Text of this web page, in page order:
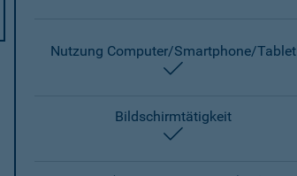
Nutzung Computer/Smartphone/Tablet
Bildschirmtätigkeit